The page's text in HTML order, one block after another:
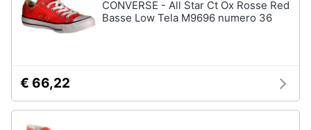
CONVERSE - All Star Ct Ox Rosse Red
Basse Low Tela M9696 numero 36
€ 66,22